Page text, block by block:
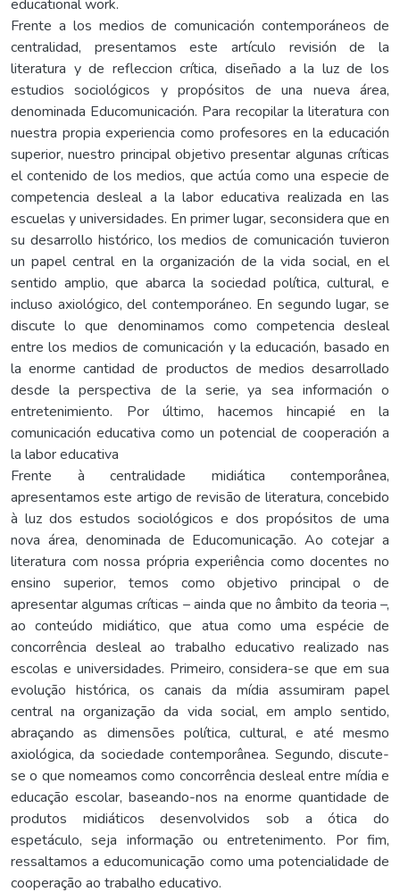
educational work.
Frente a los medios de comunicación contemporáneos de
centralidad, presentamos este artículo revisión de la
literatura y de refleccion crítica, diseñado a la luz de los
estudios sociológicos y propósitos de una nueva área,
denominada Educomunicación. Para recopilar la literatura con
nuestra propia experiencia como profesores en la educación
superior, nuestro principal objetivo presentar algunas críticas
el contenido de los medios, que actúa como una especie de
competencia desleal a la labor educativa realizada en las
escuelas y universidades. En primer lugar, seconsidera que en
su desarrollo histórico, los medios de comunicación tuvieron
un papel central en la organización de la vida social, en el
sentido amplio, que abarca la sociedad política, cultural, e
incluso axiológico, del contemporáneo. En segundo lugar, se
discute lo que denominamos como competencia desleal
entre los medios de comunicación y la educación, basado en
la enorme cantidad de productos de medios desarrollado
desde la perspectiva de la serie, ya sea información o
entretenimiento. Por último, hacemos hincapié en la
comunicación educativa como un potencial de cooperación a
la labor educativa
Frente à centralidade midiática contemporânea,
apresentamos este artigo de revisão de literatura, concebido
à luz dos estudos sociológicos e dos propósitos de uma
nova área, denominada de Educomunicação. Ao cotejar a
literatura com nossa própria experiência como docentes no
ensino superior, temos como objetivo principal o de
apresentar algumas críticas – ainda que no âmbito da teoria –,
ao conteúdo midiático, que atua como uma espécie de
concorrência desleal ao trabalho educativo realizado nas
escolas e universidades. Primeiro, considera-se que em sua
evolução histórica, os canais da mídia assumiram papel
central na organização da vida social, em amplo sentido,
abraçando as dimensões política, cultural, e até mesmo
axiológica, da sociedade contemporânea. Segundo, discute-
se o que nomeamos como concorrência desleal entre mídia e
educação escolar, baseando-nos na enorme quantidade de
produtos midiáticos desenvolvidos sob a ótica do
espetáculo, seja informação ou entretenimento. Por fim,
ressaltamos a educomunicação como uma potencialidade de
cooperação ao trabalho educativo.